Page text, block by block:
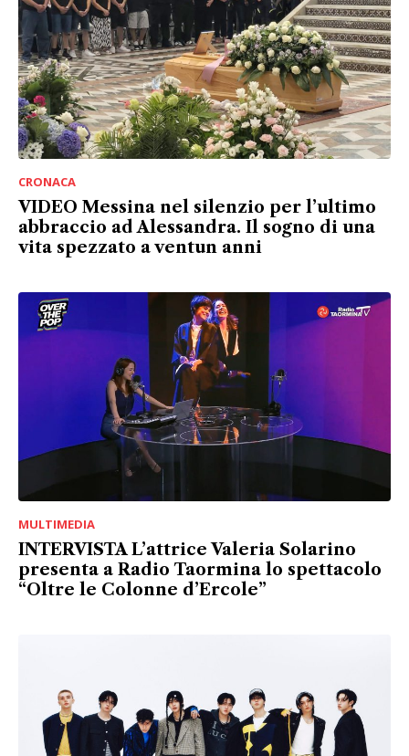
CRONACA
VIDEO Messina nel silenzio per l’ultimo
abbraccio ad Alessandra. Il sogno di una
vita spezzato a ventun anni
MULTIMEDIA
INTERVISTA L’attrice Valeria Solarino
presenta a Radio Taormina lo spettacolo
“Oltre le Colonne d’Ercole”